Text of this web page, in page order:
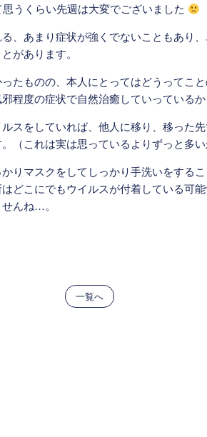
うくらい先週は大変でございました
、あまり症状が強くでないこともあり
があります。
たものの、本人にとってはどうってこ
程度の症状で自然治癒していっているか
スをしていれば、他人に移り、移った
（これは実は思っているよりずっと多い
りマスクをしてしっかり手洗いをする
どこにでもウイルスが付着している可
んね…。
一覧へ